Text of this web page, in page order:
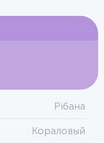
Рібана
Кораловый